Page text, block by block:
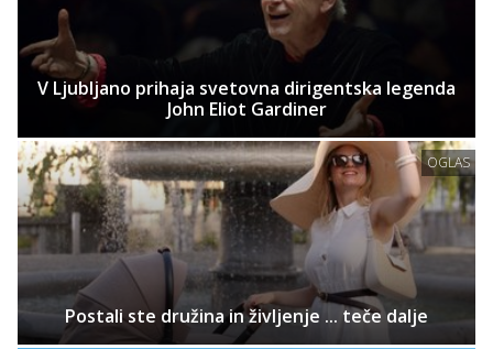
V Ljubljano prihaja svetovna dirigentska legenda
John Eliot Gardiner
OGLAS
Postali ste družina in življenje ... teče dalje